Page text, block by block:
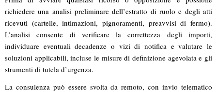
richiedere una analisi preliminare dell’estratto di ruolo e degli atti
ricevuti (cartelle, intimazioni, pignoramenti, preavvisi di fermo).
L’analisi consente di verificare la correttezza degli importi,
individuare eventuali decadenze o vizi di notifica e valutare le
soluzioni applicabili, incluse le misure di definizione agevolata e gli
strumenti di tutela d’urgenza.
La consulenza può essere svolta da remoto, con invio telematico